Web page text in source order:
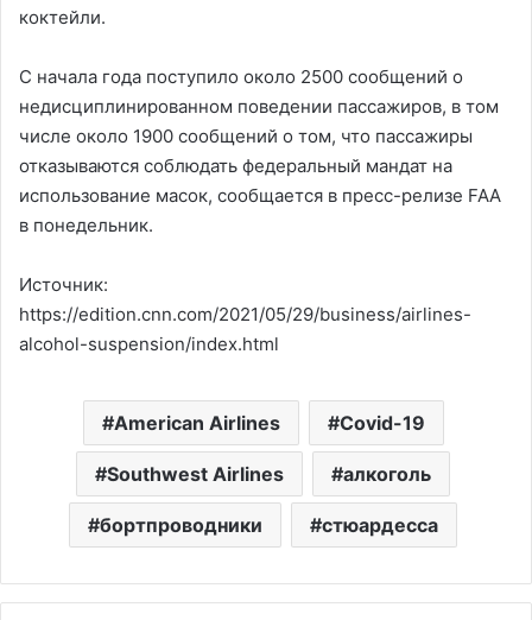
коктейли.
С начала года поступило около 2500 сообщений о
недисциплинированном поведении пассажиров, в том
числе около 1900 сообщений о том, что пассажиры
отказываются соблюдать федеральный мандат на
использование масок, сообщается в пресс-релизе FAA
в понедельник.
Источник:
https://edition.cnn.com/2021/05/29/business/airlines-
alcohol-suspension/index.html
American Airlines Covid-19
Southwest Airlines алкоголь
бортпроводники стюардесса